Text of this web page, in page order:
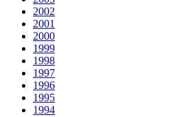
2002
2001
2000
1999
1998
1997
1996
1995
1994